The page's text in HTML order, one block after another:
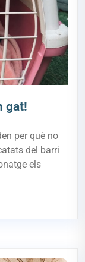
gat!
per què no
del barri
els